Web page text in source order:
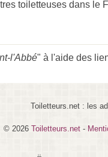
toiletteuses dans le
l'Abbé" à l'aide des
Toiletteurs.net : les
© 2026 Toiletteurs.net -